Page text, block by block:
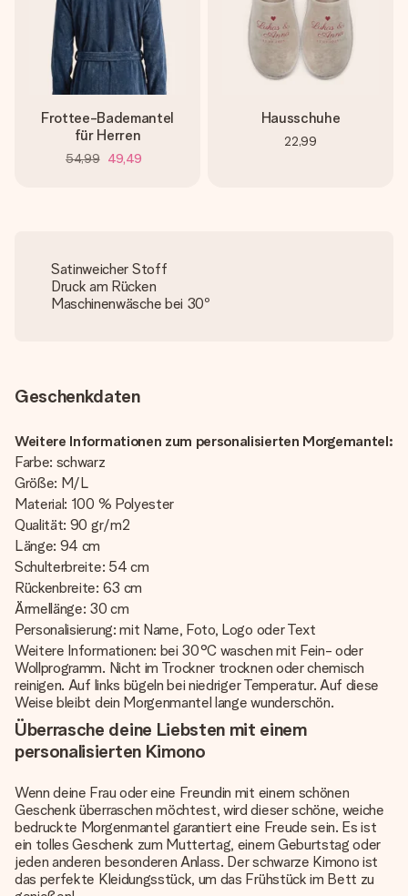
Frottee-Bademantel
für Herren
54,99 49,49
Hausschuhe
22,99
Satinweicher Stoff
Druck am Rücken
Maschinenwäsche bei 30º
Geschenkdaten
Weitere Informationen zum personalisierten Morgemantel:
Farbe: schwarz
Größe: M/L
Material: 100 % Polyester
Qualität: 90 gr/m2
Länge: 94 cm
Schulterbreite: 54 cm
Rückenbreite: 63 cm
Ärmellänge: 30 cm
Personalisierung: mit Name, Foto, Logo oder Text
Weitere Informationen: bei 30°C waschen mit Fein- oder
Wollprogramm. Nicht im Trockner trocknen oder chemisch
reinigen. Auf links bügeln bei niedriger Temperatur. Auf diese
Weise bleibt dein Morgenmantel lange wunderschön.
Überrasche deine Liebsten mit einem
personalisierten Kimono
Wenn deine Frau oder eine Freundin mit einem schönen
Geschenk überraschen möchtest, wird dieser schöne, weiche
bedruckte Morgenmantel garantiert eine Freude sein. Es ist
ein tolles Geschenk zum Muttertag, einem Geburtstag oder
jeden anderen besonderen Anlass. Der schwarze Kimono ist
das perfekte Kleidungsstück, um das Frühstück im Bett zu